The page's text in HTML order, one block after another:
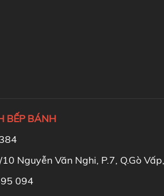
BẾP BÁNH
Nguyễn Văn Nghi, P.7, Q.Gò
094